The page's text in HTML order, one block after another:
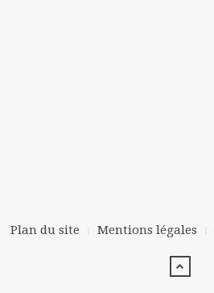
Plan du site Mentions légales